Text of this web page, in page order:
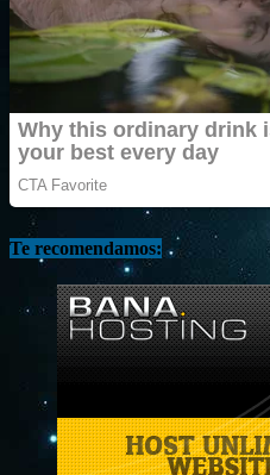
Te recomendamos: